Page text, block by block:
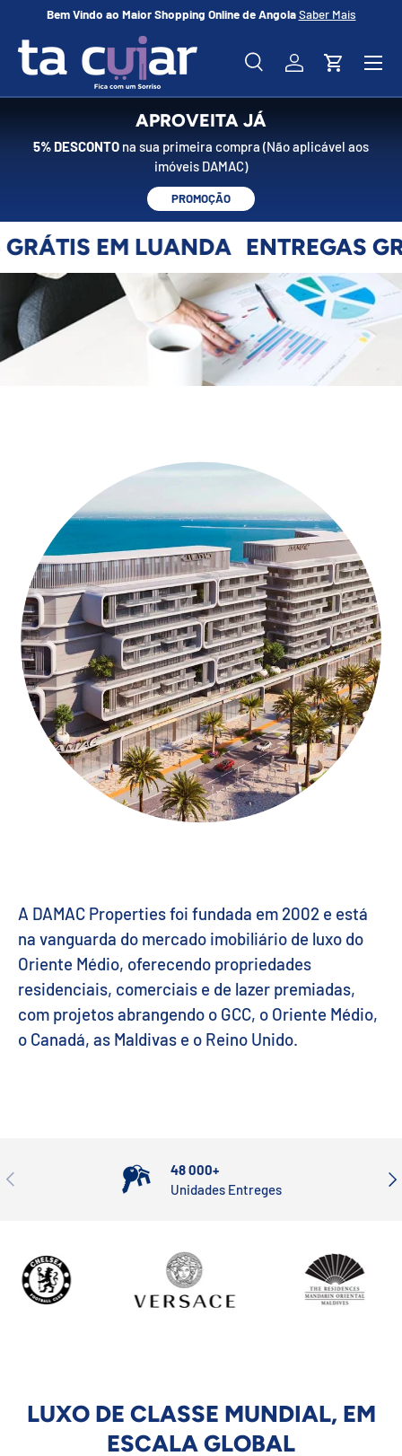
Shopping Online de Angola Saber Mais Nosso Endereço:Condomínio
Pesquisar
PesquisarIniciar sessão
Carrinho
APROVEITA JÁ
5% DESCONTO na sua primeira compra (Não aplicável aos
imóveis DAMAC)
PROMOÇÃO
LUANDA ENTREGAS GRÁTIS
A DAMAC Properties foi fundada em 2002 e está
na vanguarda do mercado imobiliário de luxo do
Oriente Médio, oferecendo propriedades
residenciais, comerciais e de lazer premiadas,
com projetos abrangendo o GCC, o Oriente Médio,
o Canadá, as Maldivas e o Reino Unido.
ANTERIOR
48 000+
Unidades Entreges
LUXO DE CLASSE MUNDIAL, EM
ESCALA GLOBAL